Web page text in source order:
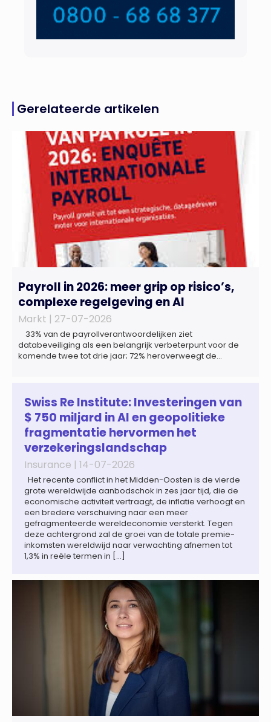
Gerelateerde artikelen
Payroll in 2026: meer grip op risico’s,
complexe regelgeving en AI
Markt | 27-07-2026
33% van de payrollverantwoordelijken ziet
databeveiliging als een belangrijk verbeterpunt voor de
komende twee tot drie jaar; 72% heroverweegt de
zich steeds vaker tot een zelfstandige bedrijfsfunctie: bij
43% van […]
Swiss Re Institute: Investeringen van
$ 750 miljard in AI en geopolitieke
fragmentatie hervormen het
verzekeringslandschap
Insurance | 14-07-2026
Het recente conflict in het Midden-Oosten is de vierde
grote wereldwijde aanbodschok in zes jaar tijd, die de
economische activiteit vertraagt, de inflatie verhoogt en
een bredere verschuiving naar een meer
gefragmenteerde wereldeconomie versterkt. Tegen
deze achtergrond zal de groei van de totale premie-
inkomsten wereldwijd naar verwachting afnemen tot
1,3% in reële termen in […]